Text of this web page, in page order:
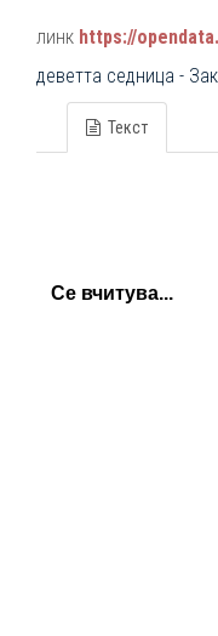
линк https://opendata.sobranie.mk/dataset/81e471e5-e34b-
деветта седница -
Текст